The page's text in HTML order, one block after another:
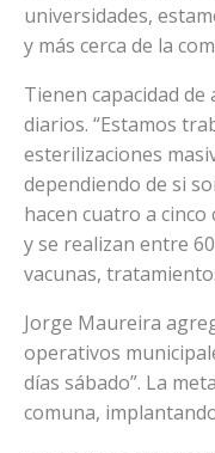
universidades,
y más cerca de la
Tienen capacidad
diarios. “Estamos
esterilizaciones
dependiendo de si
hacen cuatro a
y se realizan entre
vacunas,
Jorge Maureira
operativos
días sábado”. La
comuna, implantando